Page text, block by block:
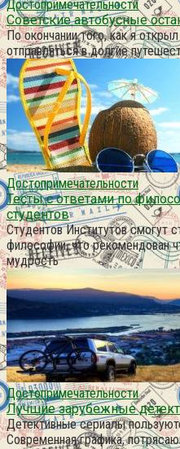
Достопримечательности
Советские автобусные
По окончании того, как я
отправляться в долгие
Достопримечательности
Тесты с ответами по
студентов
Студентов Институтов смогут
философии, что рекомендован
мудрость
Достопримечательности
Лучшие зарубежные
Детективные сериалы
Современная графика,